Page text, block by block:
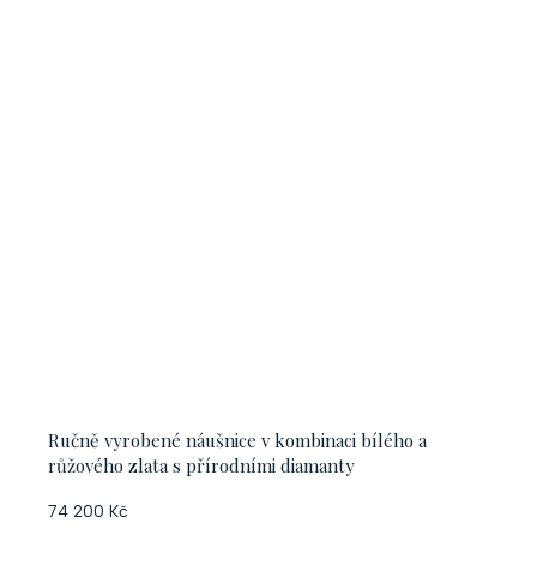
Ručně vyrobené náušnice v kombinaci bílého a
růžového zlata s přírodními diamanty
74 200 Kč